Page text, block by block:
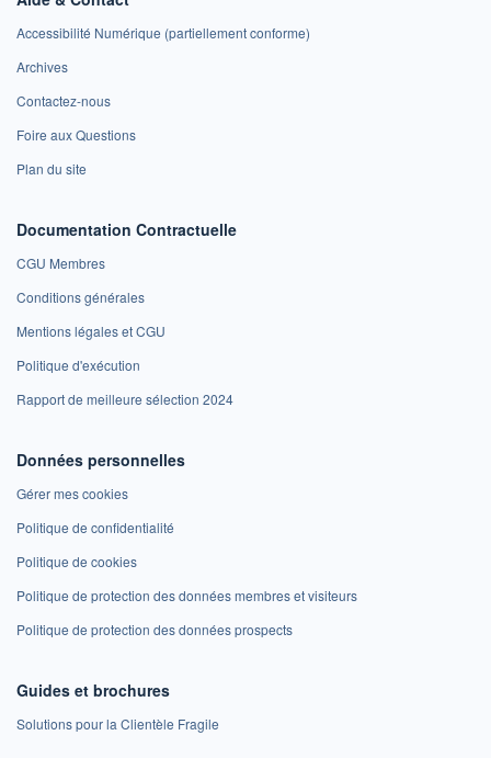
Accessibilité Numérique (partiellement conforme)
Archives
Contactez-nous
Foire aux Questions
Plan du site
Documentation Contractuelle
CGU Membres
Conditions générales
Mentions légales et CGU
Politique d'exécution
Rapport de meilleure sélection 2024
Données personnelles
Gérer mes cookies
Politique de confidentialité
Politique de cookies
Politique de protection des données membres et visiteurs
Politique de protection des données prospects
Guides et brochures
Solutions pour la Clientèle Fragile